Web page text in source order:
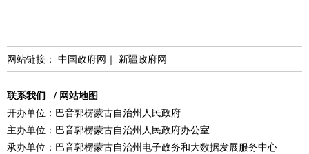
网站链接： 中国政府网 ｜ 新疆政府网
联系我们 / 网站地图
开办单位：巴音郭楞蒙古自治州人民政府
主办单位：巴音郭楞蒙古自治州人民政府办公室
承办单位：巴音郭楞蒙古自治州电子政务和大数据发展服务中心